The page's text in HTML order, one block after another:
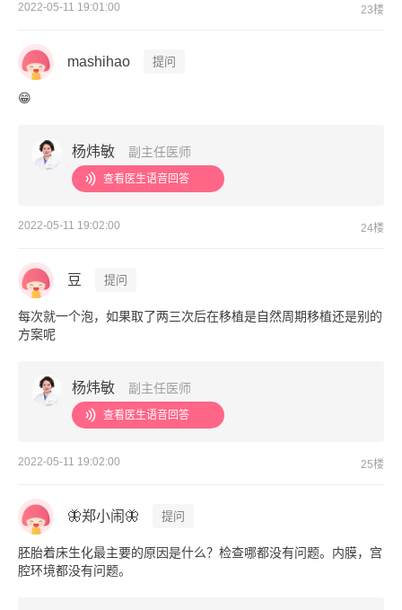
2022-05-11 19:01:00 23楼
mashihao 提问
😁
杨炜敏 副主任医师
查看医生语音回答
2022-05-11 19:02:00 24楼
豆 提问
每次就一个泡，如果取了两三次后在移植是自然周期移植还是别的
方案呢
杨炜敏 副主任医师
查看医生语音回答
2022-05-11 19:02:00 25楼
🦋郑小闹🦋 提问
胚胎着床生化最主要的原因是什么？检查哪都没有问题。内膜，宫
腔环境都没有问题。